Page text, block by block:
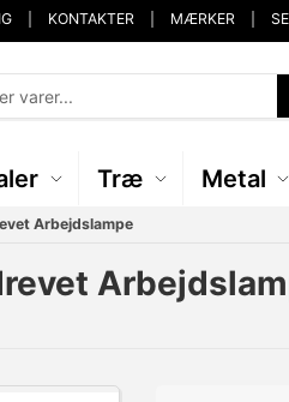
KONTAKTER MÆRKER
Træ Metal
Arbejdslampe